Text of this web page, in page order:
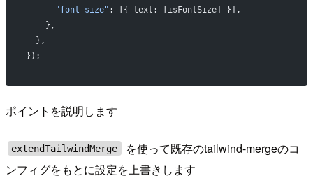
      "font-size"
: [{ text: [isFontSize] }],
    },
  },
});
ポイントを説明します
extendTailwindMerge
を使って既存のtailwind-mergeのコ
ンフィグをもとに設定を上書きします